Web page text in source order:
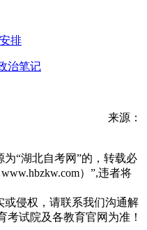
排
治笔记
来源：
“湖北自考网”的，转载必
）”,违者将
或侵权，请联系我们沟通解
考试院及各教育官网为准！